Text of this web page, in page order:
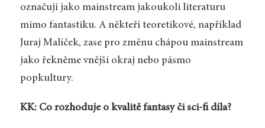
označují jako mainstream jakoukoli literaturu
mimo fantastiku. A někteří teoretikové, například
Juraj Malíček, zase pro změnu chápou mainstream
jako řekněme vnější okraj nebo pásmo
popkultury.
KK: Co rozhoduje o kvalitě fantasy či sci-fi díla?